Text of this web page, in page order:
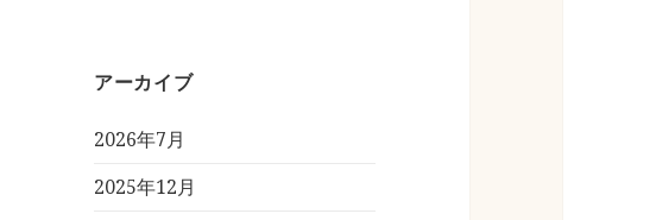
アーカイブ
2026年7月
2025年12月